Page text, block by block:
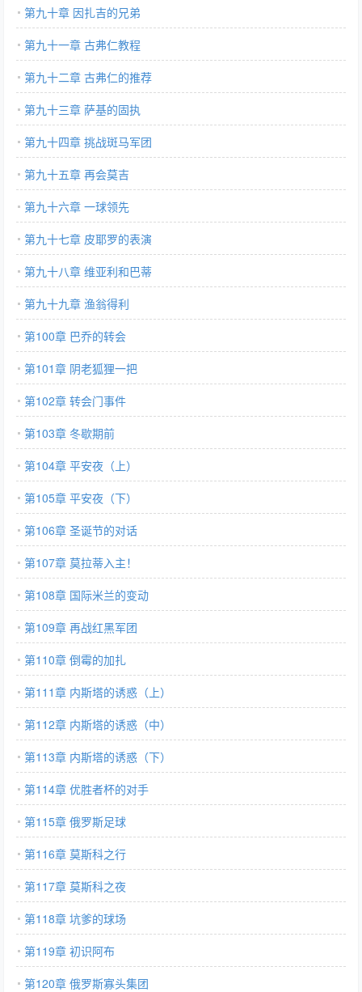
第九十章 因扎吉的兄弟
第九十一章 古弗仁教程
第九十二章 古弗仁的推荐
第九十三章 萨基的固执
第九十四章 挑战斑马军团
第九十五章 再会莫吉
第九十六章 一球领先
第九十七章 皮耶罗的表演
第九十八章 维亚利和巴蒂
第九十九章 渔翁得利
第100章 巴乔的转会
第101章 阴老狐狸一把
第102章 转会门事件
第103章 冬歇期前
第104章 平安夜（上）
第105章 平安夜（下）
第106章 圣诞节的对话
第107章 莫拉蒂入主！
第108章 国际米兰的变动
第109章 再战红黑军团
第110章 倒霉的加扎
第111章 内斯塔的诱惑（上）
第112章 内斯塔的诱惑（中）
第113章 内斯塔的诱惑（下）
第114章 优胜者杯的对手
第115章 俄罗斯足球
第116章 莫斯科之行
第117章 莫斯科之夜
第118章 坑爹的球场
第119章 初识阿布
第120章 俄罗斯寡头集团